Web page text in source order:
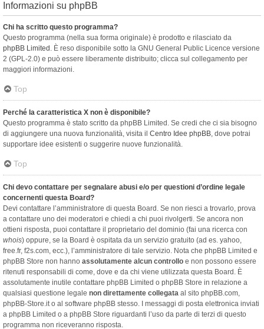
Informazioni su phpBB
Chi ha scritto questo programma?
Questo programma (nella sua forma originale) è prodotto e rilasciato da
phpBB Limited . È reso disponibile sotto la GNU General Public Licence versione
2 (GPL-2.0) e può essere liberamente distribuito; clicca sul collegamento per
maggiori informazioni.
Top
Perché la caratteristica X non è disponibile?
Questo programma è stato scritto da phpBB Limited. Se credi che ci sia bisogno
di aggiungere una nuova funzionalità, visita il Centro Idee phpBB, dove potrai
supportare idee esistenti o suggerire nuove funzionalità.
Top
Chi devo contattare per segnalare abusi e/o per questioni d’ordine legale
concernenti questa Board?
Devi contattare l’amministratore di questa Board. Se non riesci a trovarlo, prova
a contattare uno dei moderatori e chiedi a chi puoi rivolgerti. Se ancora non
ottieni risposta, puoi contattare il proprietario del dominio (fai una ricerca con
whois) oppure, se la Board è ospitata da un servizio gratuito (ad es. yahoo,
free.fr, f2s.com, ecc.), l’amministratore di tale servizio. Nota che phpBB Limited e
phpBB Store non hanno assolutamente alcun controllo e non possono essere
ritenuti responsabili di come, dove e da chi viene utilizzata questa Board. È
assolutamente inutile contattare phpBB Limited o phpBB Store in relazione a
qualsiasi questione legale non direttamente collegata al sito phpBB.com,
phpBB-Store.it o al software phpBB stesso. I messaggi di posta elettronica inviati
a phpBB Limited o a phpBB Store riguardanti l’uso da parte di terzi di questo
programma non riceveranno risposta.